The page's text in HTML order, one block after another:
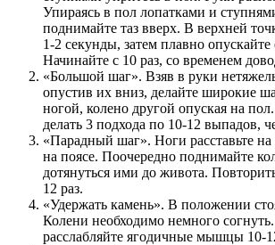
Упираясь в пол лопатками и
поднимайте таз вверх. В верхней
1-2 секунды, затем плавно опускайте
Начинайте с 10 раз, со временем
«Большой шаг». Взяв в руки
опустив их вниз, делайте широкие
ногой, колено другой опуская на
делать 3 подхода по 10-12 выпадов,
«Парадный шаг». Ноги расставьте
на поясе. Поочередно поднимайте
дотянуться ими до живота.
12 раз.
«Удержать камень». В положении
Колени необходимо немного
расслабляйте ягодичные мышцы 10-